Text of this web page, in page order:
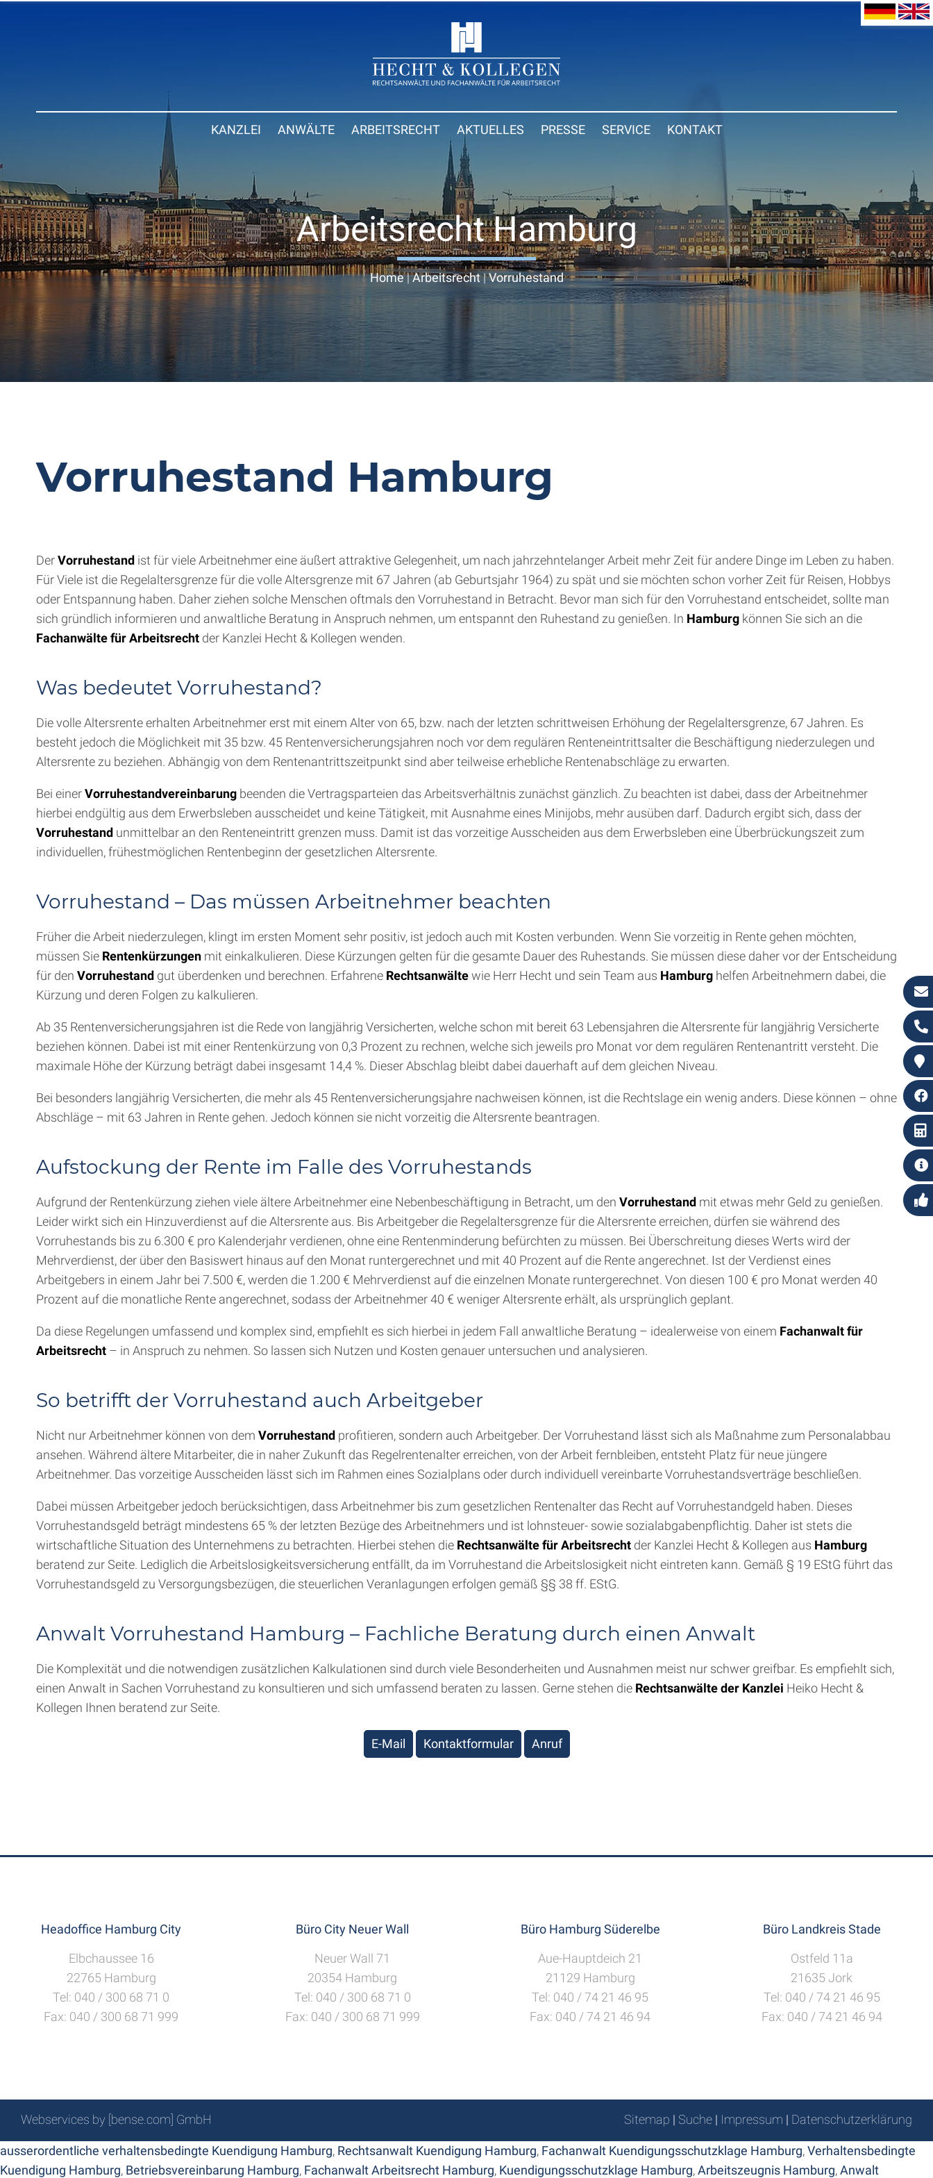
KANZLEI ANWÄLTE ARBEITSRECHT AKTUELLES PRESSE SERVICE KONTAKT
Arbeitsrecht Hamburg
Home|Arbeitsrecht|Vorruhestand
Vorruhestand Hamburg
DerVorruhestand ist für viele Arbeitnehmer eine äußert attraktive Gelegenheit, um nach jahrzehntelanger Arbeit mehr Zeit für andere Dinge im Leben zu haben.
Für Viele ist die Regelaltersgrenze für die volle Altersgrenze mit 67 Jahren (ab Geburtsjahr 1964) zu spät und sie möchten schon vorher Zeit für Reisen, Hobbys
oder Entspannung haben. Daher ziehen solche Menschen oftmals den Vorruhestand in Betracht. Bevor man sich für den Vorruhestand entscheidet, sollte man
sich gründlich informieren und anwaltliche Beratung in Anspruch nehmen, um entspannt den Ruhestand zu genießen. In Hamburg können Sie sich an die
Fachanwälte für Arbeitsrecht der Kanzlei Hecht & Kollegen wenden.
Was bedeutet Vorruhestand?
Die volle Altersrente erhalten Arbeitnehmer erst mit einem Alter von 65, bzw. nach der letzten schrittweisen Erhöhung der Regelaltersgrenze, 67 Jahren. Es
besteht jedoch die Möglichkeit mit 35 bzw. 45 Rentenversicherungsjahren noch vor dem regulären Renteneintrittsalter die Beschäftigung niederzulegen und
Altersrente zu beziehen. Abhängig von dem Rentenantrittszeitpunkt sind aber teilweise erhebliche Rentenabschläge zu erwarten.
Bei einerVorruhestandvereinbarung beenden die Vertragsparteien das Arbeitsverhältnis zunächst gänzlich. Zu beachten ist dabei, dass der Arbeitnehmer
hierbei endgültig aus dem Erwerbsleben ausscheidet und keine Tätigkeit, mit Ausnahme eines Minijobs, mehr ausüben darf. Dadurch ergibt sich, dass der
Vorruhestand unmittelbar an den Renteneintritt grenzen muss. Damit ist das vorzeitige Ausscheiden aus dem Erwerbsleben eine Überbrückungszeit zum
individuellen, frühestmöglichen Rentenbeginn der gesetzlichen Altersrente.
Vorruhestand – Das müssen Arbeitnehmer beachten
Früher die Arbeit niederzulegen, klingt im ersten Moment sehr positiv, ist jedoch auch mit Kosten verbunden. Wenn Sie vorzeitig in Rente gehen möchten,
müssen Sie Rentenkürzungen mit einkalkulieren. Diese Kürzungen gelten für die gesamte Dauer des Ruhestands. Sie müssen diese daher vor der Entscheidung
für den Vorruhestand gut überdenken und berechnen. Erfahrene Rechtsanwältewie Herr Hecht und sein Team aus Hamburg helfen Arbeitnehmern dabei, die
Kürzung und deren Folgen zu kalkulieren.
Ab 35 Rentenversicherungsjahren ist die Rede von langjährig Versicherten, welche schon mit bereit 63 Lebensjahren die Altersrente für langjährig Versicherte
beziehen können. Dabei ist mit einer Rentenkürzung von 0,3 Prozent zu rechnen, welche sich jeweils pro Monat vor dem regulären Rentenantritt versteht. Die
maximale Höhe der Kürzung beträgt dabei insgesamt 14,4 %. Dieser Abschlag bleibt dabei dauerhaft auf dem gleichen Niveau.
Bei besonders langjährig Versicherten, die mehr als 45 Rentenversicherungsjahre nachweisen können, ist die Rechtslage ein wenig anders. Diese können – ohne
Abschläge – mit 63 Jahren in Rente gehen. Jedoch können sie nicht vorzeitig die Altersrente beantragen.
Aufstockung der Rente im Falle des Vorruhestands
Aufgrund der Rentenkürzung ziehen viele ältere Arbeitnehmer eine Nebenbeschäftigung in Betracht, um den Vorruhestand mit etwas mehr Geld zu genießen.
Leider wirkt sich ein Hinzuverdienst auf die Altersrente aus. Bis Arbeitgeber die Regelaltersgrenze für die Altersrente erreichen, dürfen sie während des
Vorruhestands bis zu 6.300 € pro Kalenderjahr verdienen, ohne eine Rentenminderung befürchten zu müssen. Bei Überschreitung dieses Werts wird der
Mehrverdienst, der über den Basiswert hinaus auf den Monat runtergerechnet und mit 40 Prozent auf die Rente angerechnet. Ist der Verdienst eines
Arbeitgebers in einem Jahr bei 7.500 €, werden die 1.200 € Mehrverdienst auf die einzelnen Monate runtergerechnet. Von diesen 100 € pro Monat werden 40
Prozent auf die monatliche Rente angerechnet, sodass der Arbeitnehmer 40 € weniger Altersrente erhält, als ursprünglich geplant.
Da diese Regelungen umfassend und komplex sind, empfiehlt es sich hierbei in jedem Fall anwaltliche Beratung – idealerweise von einem Fachanwalt für
Arbeitsrecht – in Anspruch zu nehmen. So lassen sich Nutzen und Kosten genauer untersuchen und analysieren.
So betrifft der Vorruhestand auch Arbeitgeber
Nicht nur Arbeitnehmer können von dem Vorruhestand profitieren, sondern auch Arbeitgeber. Der Vorruhestand lässt sich als Maßnahme zum Personalabbau
ansehen. Während ältere Mitarbeiter, die in naher Zukunft das Regelrentenalter erreichen, von der Arbeit fernbleiben, entsteht Platz für neue jüngere
Arbeitnehmer. Das vorzeitige Ausscheiden lässt sich im Rahmen eines Sozialplans oder durch individuell vereinbarte Vorruhestandsverträge beschließen.
Dabei müssen Arbeitgeber jedoch berücksichtigen, dass Arbeitnehmer bis zum gesetzlichen Rentenalter das Recht auf Vorruhestandgeld haben. Dieses
Vorruhestandsgeld beträgt mindestens 65 % der letzten Bezüge des Arbeitnehmers und ist lohnsteuer- sowie sozialabgabenpflichtig. Daher ist stets die
wirtschaftliche Situation des Unternehmens zu betrachten. Hierbei stehen die Rechtsanwälte für Arbeitsrecht der Kanzlei Hecht & Kollegen aus Hamburg
beratend zur Seite. Lediglich die Arbeitslosigkeitsversicherung entfällt, da im Vorruhestand die Arbeitslosigkeit nicht eintreten kann. Gemäß § 19 EStG führt das
Vorruhestandsgeld zu Versorgungsbezügen, die steuerlichen Veranlagungen erfolgen gemäß §§ 38 ff. EStG.
Anwalt Vorruhestand Hamburg – Fachliche Beratung durch einen Anwalt
Die Komplexität und die notwendigen zusätzlichen Kalkulationen sind durch viele Besonderheiten und Ausnahmen meist nur schwer greifbar. Es empfiehlt sich,
einen Anwalt in Sachen Vorruhestand zu konsultieren und sich umfassend beraten zu lassen. Gerne stehen die Rechtsanwälte der Kanzlei Heiko Hecht &
Kollegen Ihnen beratend zur Seite.
E-Mail Kontaktformular Anruf
Headoffice Hamburg City
Elbchaussee 16
22765 Hamburg
Tel: 040 / 300 68 71 0
Fax: 040 / 300 68 71 999
Büro City Neuer Wall
Neuer Wall 71
20354 Hamburg
Tel: 040 / 300 68 71 0
Fax: 040 / 300 68 71 999
Büro Hamburg Süderelbe
Aue-Hauptdeich 21
21129 Hamburg
Tel: 040 / 74 21 46 95
Fax: 040 / 74 21 46 94
Büro Landkreis Stade
Ostfeld 11a
21635 Jork
Tel: 040 / 74 21 46 95
Fax: 040 / 74 21 46 94
Webservices by [bense.com] GmbH Sitemap | Suche | Impressum | Datenschutzerklärung
ausserordentliche verhaltensbedingte Kuendigung Hamburg, Rechtsanwalt Kuendigung Hamburg, Fachanwalt Kuendigungsschutzklage Hamburg,Verhaltensbedingte
Kuendigung Hamburg, Betriebsvereinbarung Hamburg, Fachanwalt Arbeitsrecht Hamburg, Kuendigungsschutzklage Hamburg,Arbeitszeugnis Hamburg,Anwalt